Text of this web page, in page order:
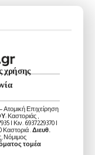
χρήσης
Επιχείρηση
: Καστοριάς ,
| Κιν. 6937229370 |
Καστοριά . Διευθ.
Νόμιμος
τομέα